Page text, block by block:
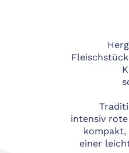
intensiv
kompakt,
einer